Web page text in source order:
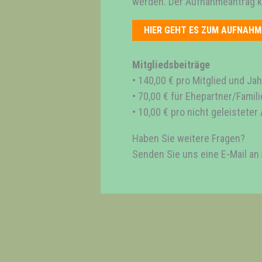
HIER GEHT ES ZUM
Mitgliedsbeiträge
• 140,00 € pro Mitglied und
• 70,00 € für Ehepartner/
• 10,00 € pro nicht
Haben Sie weitere Fragen?
Senden Sie uns eine E-Mail an